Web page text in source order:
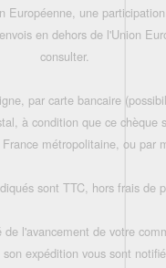
Européenne, une
en dehors de l'Union
consulter.
par carte bancaire
à condition que ce chèque
métropolitaine, ou par
sont TTC, hors frais de
l'avancement de votre
expédition vous sont